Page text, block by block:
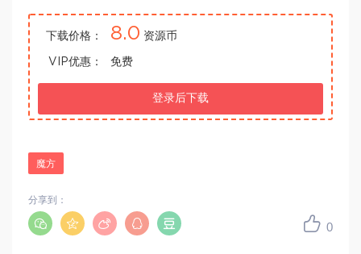
下载价格： 8.0 资源币
VIP优惠： 免费
登录后下载
魔方
0
分享到：